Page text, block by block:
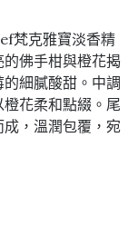
梵克雅寶淡香精
佛手柑與橙花揭
細膩酸甜。中調
花柔和點綴。尾
，溫潤包覆，宛